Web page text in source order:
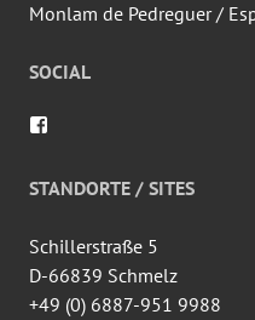
Monlam de Pedreguer /
SOCIAL
de
wingtsun.arlon
Facebook
STANDORTE / SITES
Schillerstraße 5
D-66839 Schmelz
+49 (0) 6887-951 9988